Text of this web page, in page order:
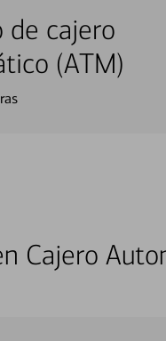
de cajero
(ATM)
Cajero